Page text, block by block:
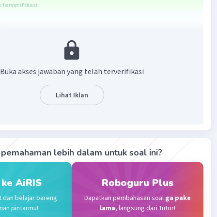
terverifikasi
nya adalah Perserikatan Bangsa-Bangsa
Level 69
23:55
terverifikasi
Buka akses jawaban yang telah terverifikasi
Lihat Iklan
lebih dalam untuk soal ini?
AiRIS
dan belajar bareng
pintarmu!
Roboguru Plus
Dapatkan pembahasan soal ga pake
lama, langsung dari Tutor!